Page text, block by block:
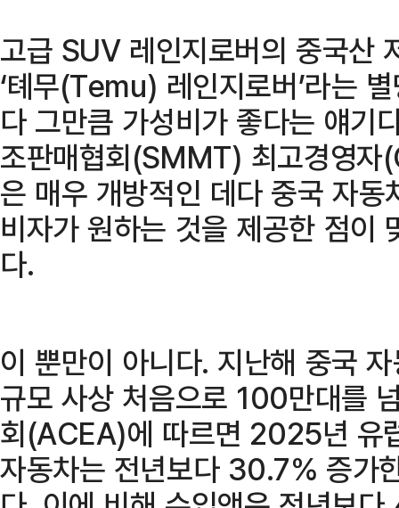
고급 SUV 레인지로버의 중국산
‘톄무(Temu) 레인지로버’라는
다 그만큼 가성비가 좋다는 얘기
조판매협회(SMMT) 최고경영자
은 매우 개방적인 데다 중국 자
비자가 원하는 것을 제공한 점이
다.
이 뿐만이 아니다. 지난해 중국
규모 사상 처음으로 100만대를
회(ACEA)에 따르면 2025년 유
자동차는 전년보다 30.7% 증